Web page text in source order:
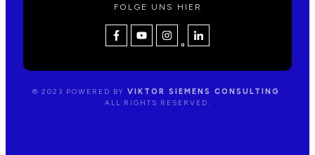
FOLGE UNS HIER
© 2023 POWERED BY VIKTOR SIEMENS CONSULTING
ALL RIGHTS RESERVED.